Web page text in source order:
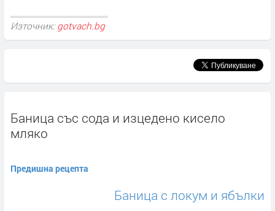
Източник: gotvach.bg
Баница със сода и изцедено кисело
мляко
Предишна рецепта
Баница с локум и ябълки